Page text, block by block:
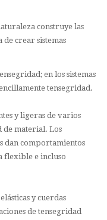
construye las
de crear sistemas
en los sistemas
tensegridad.
y ligeras de varios
de material. Los
dan comportamientos
flexible e incluso
y cuerdas
de tensegridad